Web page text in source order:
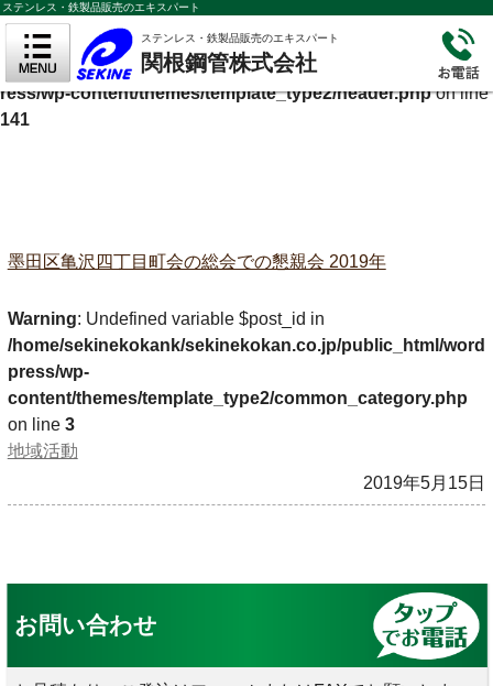
Warning
: Undefined variable $cf_description in
/home/sekinekokank/sekinekokan.co.jp/public_html/wordp
ress/wp-content/themes/template_type2/header.phpon line
141
ステンレス・鉄製品販売のエキスパート
ステンレス・鉄製品販売のエキスパート
関根鋼管株式会社
墨田区亀沢四丁目町会の総会での懇親会 2019年
Warning: Undefined variable $post_id in
/home/sekinekokank/sekinekokan.co.jp/public_html/word
press/wp-
content/themes/template_type2/common_category.php
on line 3
地域活動
2019年5月15日
お問い合わせ